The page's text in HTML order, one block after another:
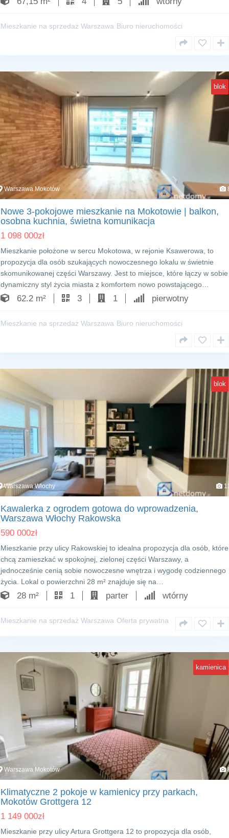
Mieszkanie na sprzedaż Warszawa Biuro nieruchomości
blok
Warszawa Mokotów
Nowe 3-pokojowe mieszkanie na Mokotowie | balkon,
osobna kuchnia, świetna komunikacja
1 098 000zł
Mieszkanie położone w sercu Mokotowa, w rejonie Ksawerowa, to
propozycja dla osób szukających nowoczesnego lokalu w świetnie
skomunikowanej części Warszawy. Jest to miejsce, które łączy w sobie
dynamiczny styl życia miasta z komfortem nowo powstającego…
62.2 m² 3 1 pierwotny
Mieszkanie na sprzedaż Warszawa Biuro nieruchomości
blok
Warszawa Włochy
Kawalerka z ogrodem gotowa do wprowadzenia,
Warszawa Włochy Rakowska
590 000zł
Mieszkanie przy ulicy Rakowskiej to idealna propozycja dla osób, które
chcą zamieszkać w spokojnej, zielonej części Warszawy, a
jednocześnie cenią sobie nowoczesne wnętrza i wygodę codziennego
życia. Lokal o powierzchni 28 m² znajduje się na…
28 m² 1 parter wtórny
Mieszkanie na sprzedaż Warszawa Oferta prywatna
kamienica
Warszawa Mokotów
Klimatyczne 2 pokoje w kamienicy przy parkach,
Mokotów Grottgera 12
1 149 000zł
Mieszkanie przy ulicy Artura Grottgera 12 to propozycja dla osób,